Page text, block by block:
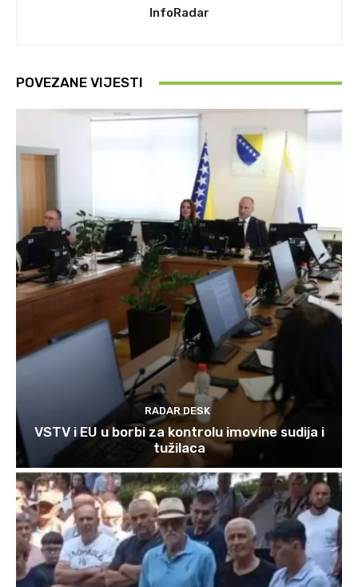
InfoRadar
POVEZANE VIJESTI
RADAR DESK
VSTV i EU u borbi za kontrolu imovine sudija i
tužilaca